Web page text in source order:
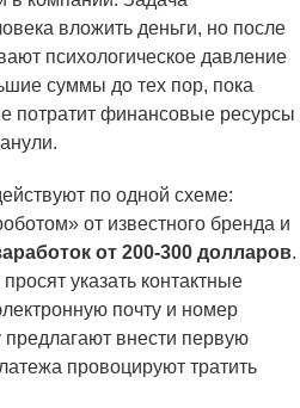
вложить деньги, но после
психологическое давление
суммы до тех пор, пока
потратит финансовые ресурсы
по одной схеме:
от известного бренда и
от 200-300 долларов.
указать контактные
почту и номер
внести первую
провоцируют тратить